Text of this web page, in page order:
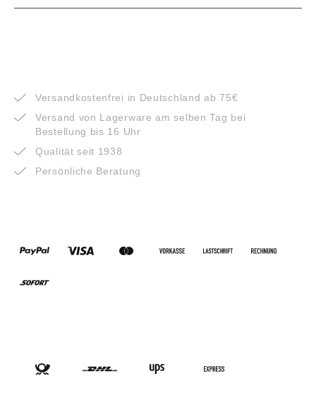
Versandkostenfrei in Deutschland ab 75€
Versand von Lagerware am selben Tag bei
Bestellung bis 16 Uhr
Qualität seit 1938
Persönliche Beratung